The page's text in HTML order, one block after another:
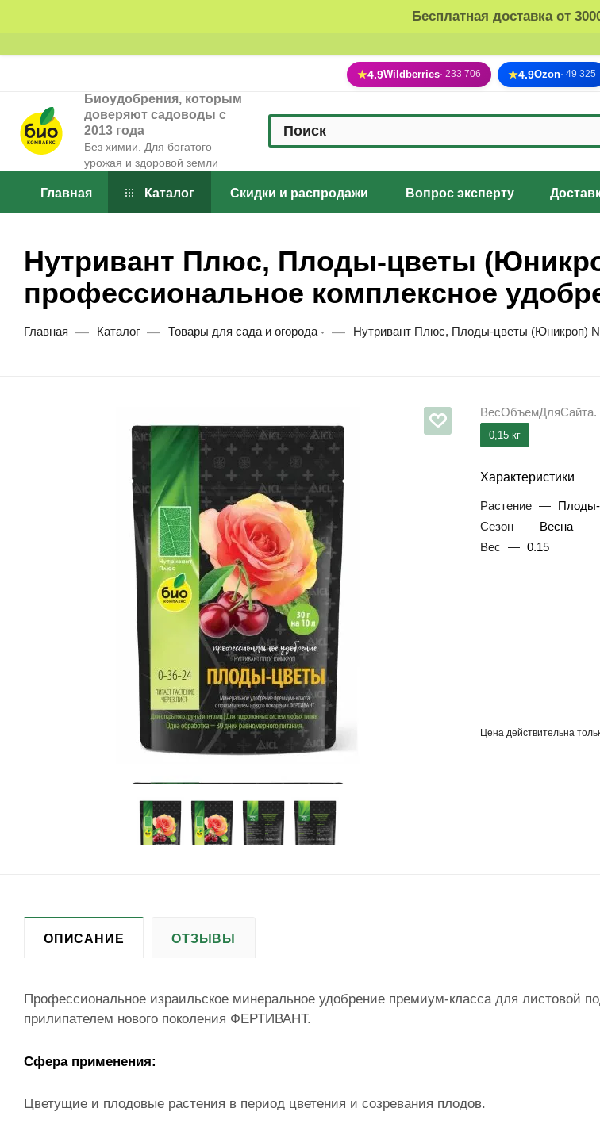
Бесплатная доставка от
★4.9Wildberries· 233 706 ★4.9Ozon· 49 325
Биоудобрения, которым
доверяют садоводы с
2013 года
Без химии. Для богатого
урожая и здоровой земли
Главная Каталог Скидки и распродажи Вопрос эксперту
Нутривант Плюс, Плоды-цветы
профессиональное комплексное
Главная — Каталог — Товары для сада и огорода — Нутривант Плюс, Плоды-цветы (Юникроп)
ВесОбъемДляСайта.
0,15 кг
Характеристики
Растение —
Сезон —
Весна
Вес
— 0.15
Цена действительна
ОПИСАНИЕ ОТЗЫВЫ
Профессиональное израильское минеральное удобрение премиум-класса для листовой
прилипателем нового поколения ФЕРТИВАНТ.
Сфера применения:
Цветущие и плодовые растения в период цветения и созревания плодов.